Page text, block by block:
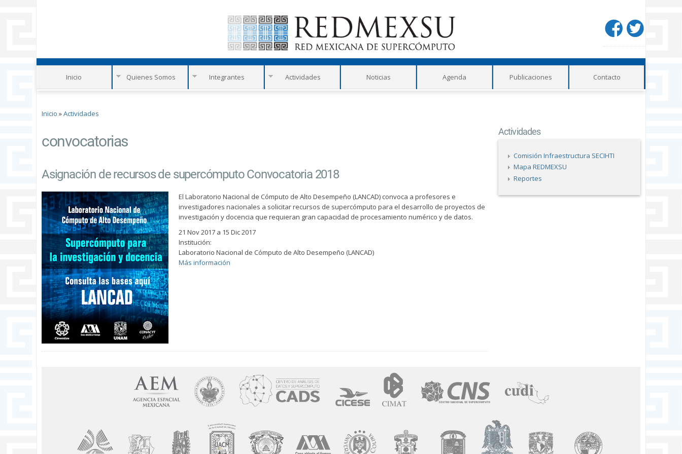
contenido
principal
la barra
lateral
derecha
Inicio Quienes Somos Integrantes Actividades Noticias Agenda Publicaciones Contacto
Se encuentra usted aquí
Inicio »Actividades
convocatorias
Asignación de recursos de supercómputo Convocatoria 2018
El Laboratorio Nacional de Cómputo de Alto Desempeño (LANCAD) convoca a profesores e
investigadores nacionales a solicitar recursos de supercómputo para el desarrollo de proyectos de
investigación y docencia que requieran gran capacidad de procesamiento numérico y de datos.
21 Nov 2017 a 15 Dic 2017
Institución:
Laboratorio Nacional de Cómputo de Alto Desempeño (LANCAD)
Más información
Actividades
Comisión Infraestructura SECIHTI
Mapa REDMEXSU
Reportes